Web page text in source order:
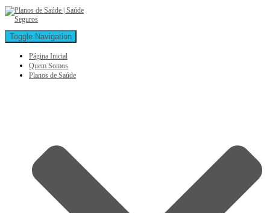
Toggle Navigation
Página Inicial
Quem Somos
Planos de Saúde